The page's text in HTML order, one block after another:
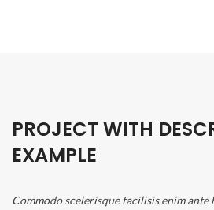
PROJECT WITH
EXAMPLE
Commodo scelerisque facilisis enim ante